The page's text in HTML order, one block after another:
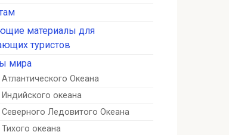
материалы для
туристов
мира
Океана
океана
Ледовитого Океана
океана